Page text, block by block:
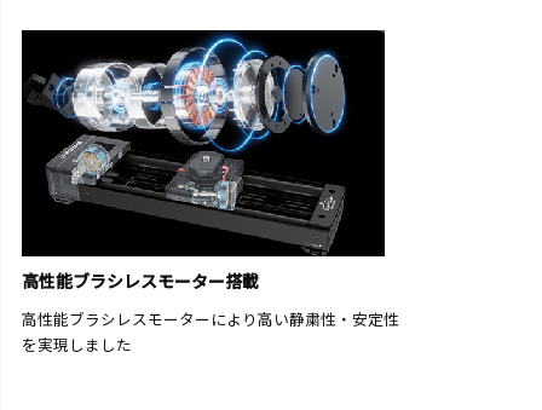
高性能ブラシレスモーター搭載
高性能ブラシレスモーターにより高い静粛性・安定性
を実現しました